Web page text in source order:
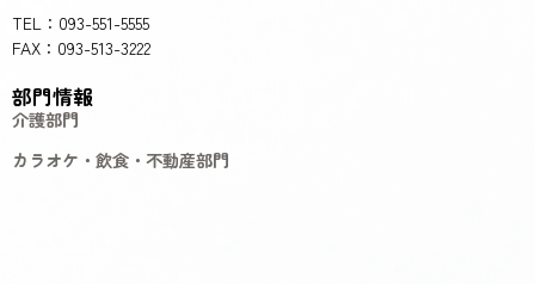
TEL：093-551-5555
FAX：093-513-3222
部門情報
介護部門
カラオケ・飲食・不動産部門